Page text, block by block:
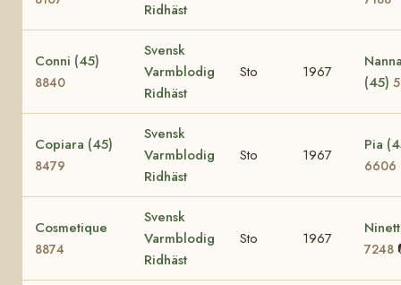
Ridhäst
Conni (45)
8840
Svensk
Varmblodig
Ridhäst
Sto 1967
(45)
Copiara (45)
8479
Svensk
Varmblodig
Ridhäst
Sto 1967
Pia
6606
Cosmetique
8874
Svensk
Varmblodig
Ridhäst
Sto 1967
7248